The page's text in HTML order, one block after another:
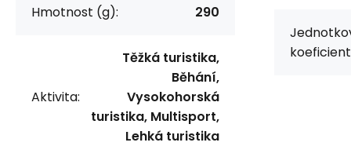
Hmotnost (g): 290
Aktivita:
Těžká turistika,
Běhání,
Vysokohorská
turistika, Multisport,
Lehká turistika